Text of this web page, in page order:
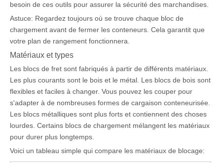
besoin de ces outils pour assurer la sécurité des marchandises.
Astuce: Regardez toujours où se trouve chaque bloc de
chargement avant de fermer les conteneurs. Cela garantit que
votre plan de rangement fonctionnera.
Matériaux et types
Les blocs de fret sont fabriqués à partir de différents matériaux.
Les plus courants sont le bois et le métal. Les blocs de bois sont
flexibles et faciles à changer. Vous pouvez les couper pour
s'adapter à de nombreuses formes de cargaison conteneurisée.
Les blocs métalliques sont plus forts et contiennent des choses
lourdes. Certains blocs de chargement mélangent les matériaux
pour durer plus longtemps.
Voici un tableau simple qui compare les matériaux de blocage: